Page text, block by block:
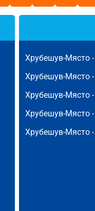
Хрубешув-Място -
Хрубешув-Място -
Хрубешув-Място -
Хрубешув-Място -
Хрубешув-Място -